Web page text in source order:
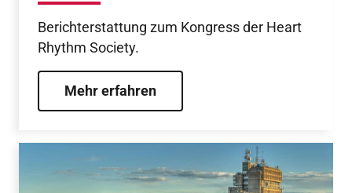
Berichterstattung zum Kongress der Heart
Rhythm Society.
Mehr erfahren